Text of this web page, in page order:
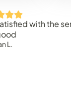
with the service